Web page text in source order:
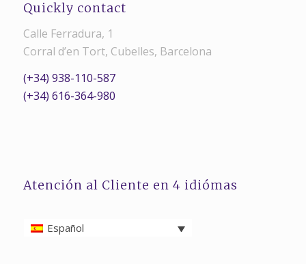
Quickly contact
Calle Ferradura, 1
Corral d’en Tort, Cubelles, Barcelona
(+34) 938-110-587
(+34) 616-364-980
Atención al Cliente en 4 idiómas
Español